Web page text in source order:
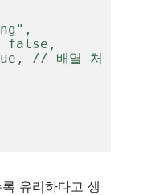
배열 처
유리하다고 생